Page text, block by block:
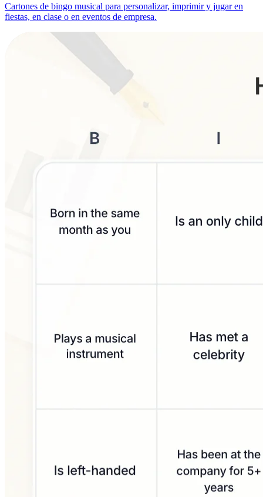
Cartones de bingo musical para personalizar, imprimir y jugar en
fiestas, en clase o en eventos de empresa.